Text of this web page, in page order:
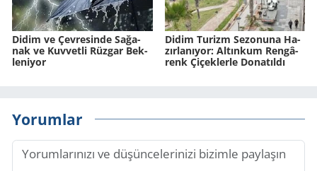
Didim ve Çev­re­sin­de Sa­ğa­
nak ve Kuv­vet­li Rüz­gar Bek­
le­ni­yor
Didim Tu­rizm Se­zo­nu­na Ha­
zır­la­nı­yor: Al­tın­kum Ren­gâ­
renk Çi­çek­ler­le Do­na­tıl­dı
Yorumlar